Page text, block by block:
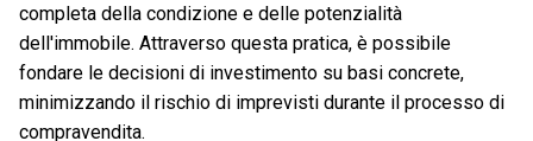
completa della condizione e delle potenzialità
dell'immobile. Attraverso questa pratica, è possibile
fondare le decisioni di investimento su basi concrete,
minimizzando il rischio di imprevisti durante il processo di
compravendita.